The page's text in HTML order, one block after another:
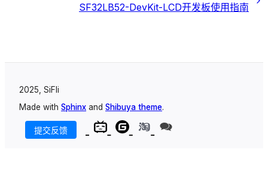
SF32LB52-DevKit-LCD开发板使用指南
2025, SiFli
Made with Sphinx and Shibuya theme.
提交反馈